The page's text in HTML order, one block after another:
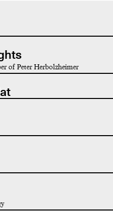
of Peter Herbolzheimer